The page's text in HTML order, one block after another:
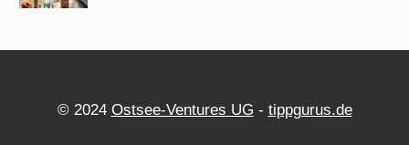
© 2024 Ostsee-Ventures UG - tippgurus.de